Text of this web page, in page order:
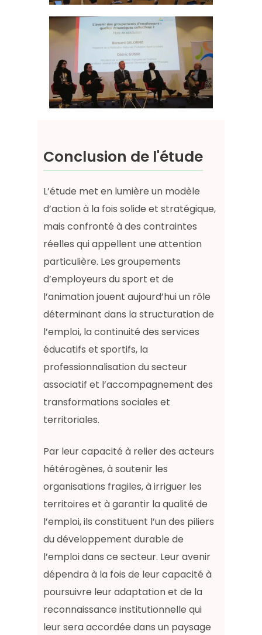
Conclusion de l'étude
L’étude met en lumière un modèle
d’action à la fois solide et stratégique,
mais confronté à des contraintes
réelles qui appellent une attention
particulière. Les groupements
d’employeurs du sport et de
l’animation jouent aujourd’hui un rôle
déterminant dans la structuration de
l’emploi, la continuité des services
éducatifs et sportifs, la
professionnalisation du secteur
associatif et l’accompagnement des
transformations sociales et
territoriales.
Par leur capacité à relier des acteurs
hétérogènes, à soutenir les
organisations fragiles, à irriguer les
territoires et à garantir la qualité de
l’emploi, ils constituent l’un des piliers
du développement durable de
l’emploi dans ce secteur. Leur avenir
dépendra à la fois de leur capacité à
poursuivre leur adaptation et de la
reconnaissance institutionnelle qui
leur sera accordée dans un paysage